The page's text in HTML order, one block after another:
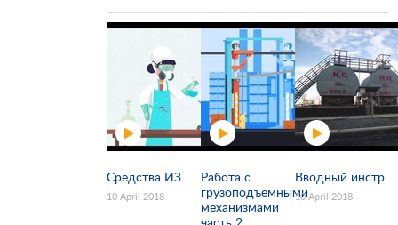
Средства ИЗ
10 April 2018
Работа с
грузоподъемными
механизмами
Вводный инстр
10 April 2018